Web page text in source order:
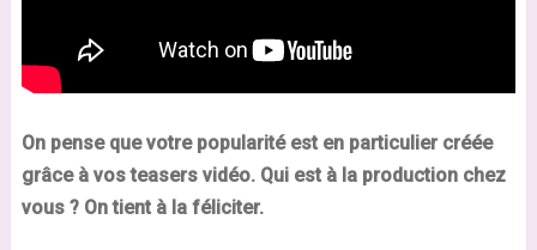
On pense que votre popularité est en particulier créée
grâce à vos teasers vidéo. Qui est à la production chez
vous ? On tient à la féliciter.